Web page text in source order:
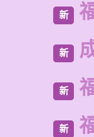
新
新
新
新